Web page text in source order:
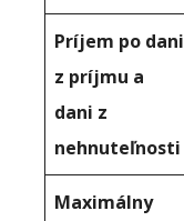
Príjem po dani
z príjmu a
dani z
nehnuteľnosti
Maximálny